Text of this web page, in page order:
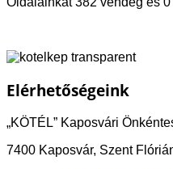
Elérhetőségeink
„KÖTÉL” Kaposvári
7400 Kaposvár, Szent